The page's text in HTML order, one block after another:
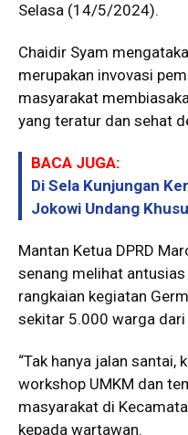
Selasa (14/5/2024).
Chaidir Syam
merupakan invovasi
masyarakat
yang teratur dan sehat
BACA JUGA:
Di Sela Kunjungan
Jokowi Undang
Mantan Ketua DPRD
senang melihat
rangkaian kegiatan
sekitar 5.000 warga
“Tak hanya jalan santai,
workshop UMKM dan
masyarakat di
kepada wartawan.